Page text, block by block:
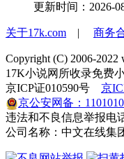
更新时间：2026-
关于17k.com | 商务
Copyright (C) 2006-
17K小说网所收录免费
京ICP证010590号 京
京公安网备：
违法和不良信息举报电
公司名称：中文在线集